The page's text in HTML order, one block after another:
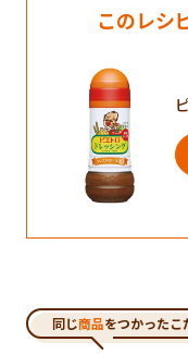
このレシ
同じ商品をつかったこ